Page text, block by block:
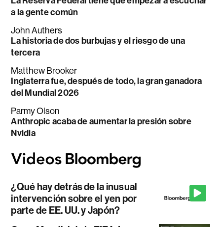
a la gente común
John Authers
La historia de dos burbujas y el riesgo de una
tercera
Matthew Brooker
Inglaterra fue, después de todo, la gran ganadora
del Mundial 2026
Parmy Olson
Anthropic acaba de aumentar la presión sobre
Nvidia
¿Qué hay detrás de la inusual
intervención sobre el yen por
parte de EE. UU. y Japón?